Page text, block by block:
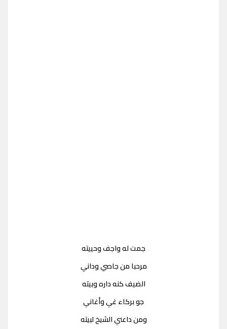
جمت له واجف وحييته
مرحبا من جاصي وداني
الضيف كنه داره وبيته
جو بركاء غي وأغاني
ومن داعني الشيخ لبيته